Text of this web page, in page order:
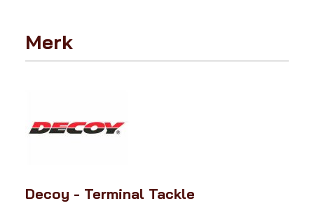
Merk
Decoy - Terminal Tackle